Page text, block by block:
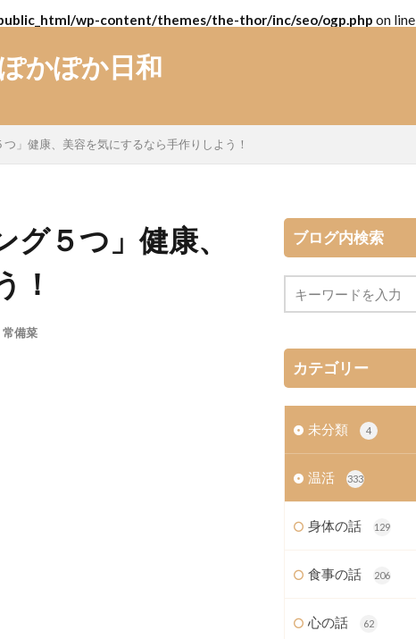
wp-content/themes/the-thor/inc/seo/ogp.php on line
かぽか日和
」健康、美容を気にするなら手作りしよう！
５つ」健康、
！
常備菜
ブログ内検索
カテゴリー
未分類 4
温活 333
身体の話 129
食事の話 206
心の話 62